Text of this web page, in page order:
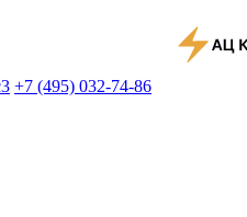
+7 (495) 032-74-86